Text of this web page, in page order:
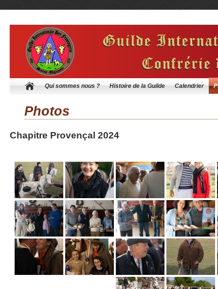
Qui sommes nous ? Histoire de la Guilde Calendrier
Photos
Chapitre Provençal 2024